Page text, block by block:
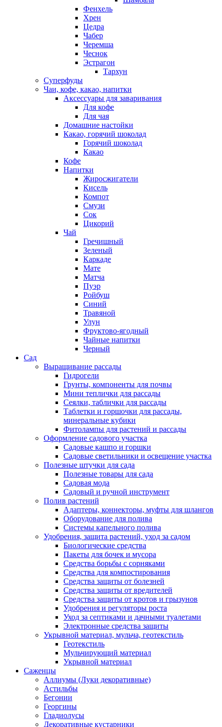
Фенхель
Хрен
Цедра
Чабер
Черемша
Чеснок
Эстрагон
Тархун
Суперфуды
Чаи, кофе, какао, напитки
Аксессуары для заваривания
Для кофе
Для чая
Домашние настойки
Какао, горячий шоколад
Горячий шоколад
Какао
Кофе
Напитки
Жиросжигатели
Кисель
Компот
Смузи
Сок
Цикорий
Чай
Гречишный
Зеленый
Каркаде
Мате
Матча
Пуэр
Ройбуш
Синий
Травяной
Улун
Фруктово-ягодный
Чайные напитки
Черный
Сад
Выращивание рассады
Гидрогели
Грунты, компоненты для почвы
Мини теплички для рассады
Сеялки, таблички для рассады
Таблетки и горшочки для рассады,
минеральные кубики
Фитолампы для растений и рассады
Оформление садового участка
Садовые кашпо и горшки
Садовые светильники и освещение участка
Полезные штучки для сада
Полезные товары для сада
Садовая мода
Садовый и ручной инструмент
Полив растений
Адаптеры, коннекторы, муфты для шлангов
Оборудование для полива
Системы капельного полива
Удобрения, защита растений, уход за садом
Биологические средства
Пакеты для бочек и мусора
Средства борьбы с сорняками
Средства для компостирования
Средства защиты от болезней
Средства защиты от вредителей
Средства защиты от кротов и грызунов
Удобрения и регуляторы роста
Уход за септиками и дачными туалетами
Электронные средства защиты
Укрывной материал, мульча, геотекстиль
Геотекстиль
Мульчирующий материал
Укрывной материал
Саженцы
Аллиумы (Луки декоративные)
Астильбы
Бегонии
Георгины
Гладиолусы
Декоративные кустарники